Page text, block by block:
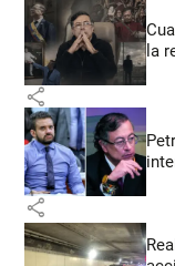
la
share
share